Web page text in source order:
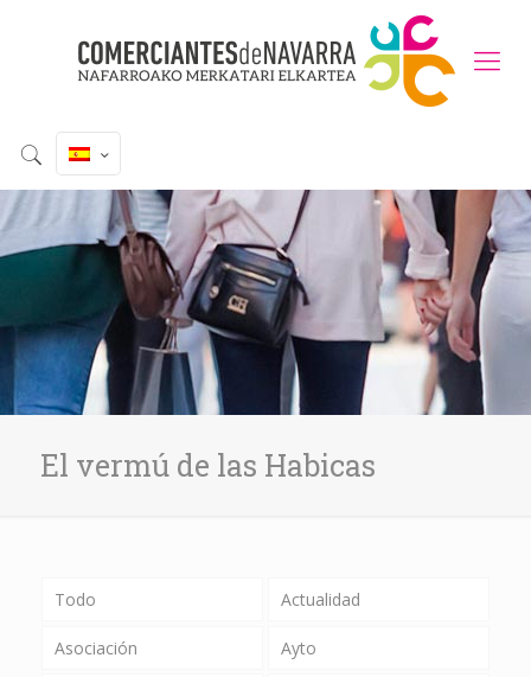
El vermú de las Habicas
Todo Actualidad
Asociación Ayto